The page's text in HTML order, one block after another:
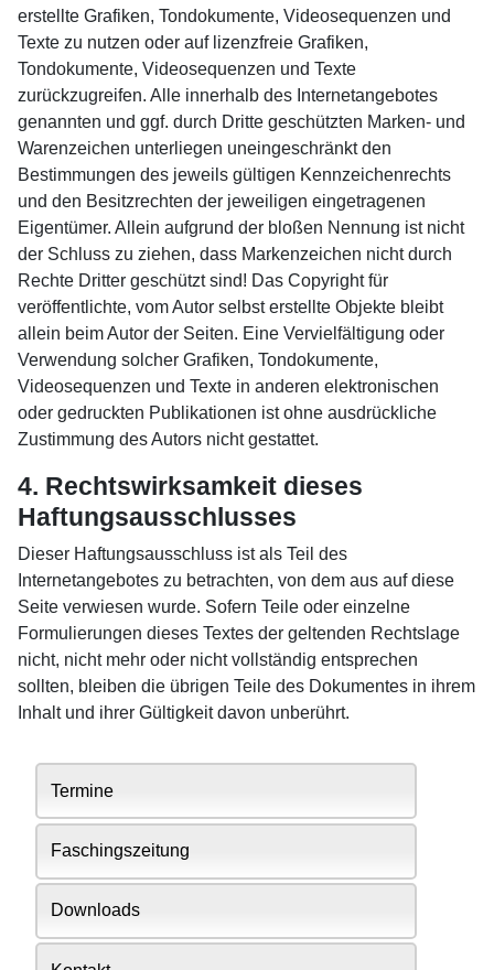
Termine
Faschingszeitung
Downloads
erstellte Grafiken, Tondokumente, Videosequenzen und
Texte zu nutzen oder auf lizenzfreie Grafiken,
Tondokumente, Videosequenzen und Texte
zurückzugreifen. Alle innerhalb des Internetangebotes
genannten und ggf. durch Dritte geschützten Marken- und
Warenzeichen unterliegen uneingeschränkt den
Bestimmungen des jeweils gültigen Kennzeichenrechts
und den Besitzrechten der jeweiligen eingetragenen
Eigentümer. Allein aufgrund der bloßen Nennung ist nicht
der Schluss zu ziehen, dass Markenzeichen nicht durch
Rechte Dritter geschützt sind! Das Copyright für
veröffentlichte, vom Autor selbst erstellte Objekte bleibt
allein beim Autor der Seiten. Eine Vervielfältigung oder
Verwendung solcher Grafiken, Tondokumente,
Videosequenzen und Texte in anderen elektronischen
oder gedruckten Publikationen ist ohne ausdrückliche
Zustimmung des Autors nicht gestattet.
4. Rechtswirksamkeit dieses
Haftungsausschlusses
Dieser Haftungsausschluss ist als Teil des
Internetangebotes zu betrachten, von dem aus auf diese
Seite verwiesen wurde. Sofern Teile oder einzelne
Formulierungen dieses Textes der geltenden Rechtslage
nicht, nicht mehr oder nicht vollständig entsprechen
sollten, bleiben die übrigen Teile des Dokumentes in ihrem
Inhalt und ihrer Gültigkeit davon unberührt.